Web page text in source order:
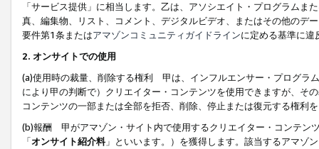
「サービス提供」に相当します。乙は、アソシエイト・プログラム
真、編集物、リスト、コメント、デジタルビデオ、またはその他のデ
要件第1条またはアマゾンコミュニティガイドラインに定める基準に違
2. オンサイトでの使用
(a)使用時の裁量、削除する権利 甲は、インフルエンサー・プログラ
により甲の判断で）クリエイター・コンテンツを使用できますが、そ
コンテンツの一部または全部を拒否、削除、停止または復元する権利
(b)報酬 甲がアマゾン・サイト内で使用するクリエイター・コンテン
「オンサイト紹介料」といいます。）を獲得します。該当するアマゾ